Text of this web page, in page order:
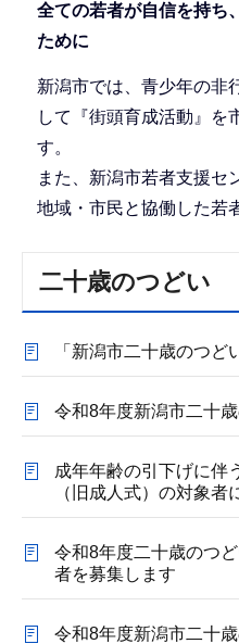
全ての若者が自信を持ち
ために
新潟市では、青少年の非
して『街頭育成活動』を
す。
また、新潟市若者支援セ
地域・市民と協働した若
二十歳のつどい
「新潟市二十歳のつど
令和8年度新潟市二十
成年年齢の引下げに伴
（旧成人式）の対象者
令和8年度二十歳のつ
者を募集します
令和8年度新潟市二十